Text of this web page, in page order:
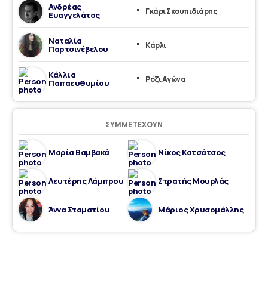
Ανδρέας
Ευαγγελάτος Γκάρι Σκουπιδιάρης
Ναταλία
Παρτσινέβελου Κάρλι
Κάλλια
Παπαευθυμίου Ρόζι Αγώνα
ΣΥΜΜΕΤΈΧΟΥΝ
Μαρία Βαμβακά
Λευτέρης Λάμπρου
Άννα Σταματίου
Νίκος Κατσάτσος
Στρατής Μουρλάς
Μάριος Χρυσομάλλης